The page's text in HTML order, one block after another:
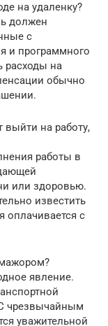
на удаленку?
должен
с
и программного
расходы на
обычно
выйти на работу,
работы в
или здоровью.
известить
оплачивается с
явление.
чрезвычайным
уважительной